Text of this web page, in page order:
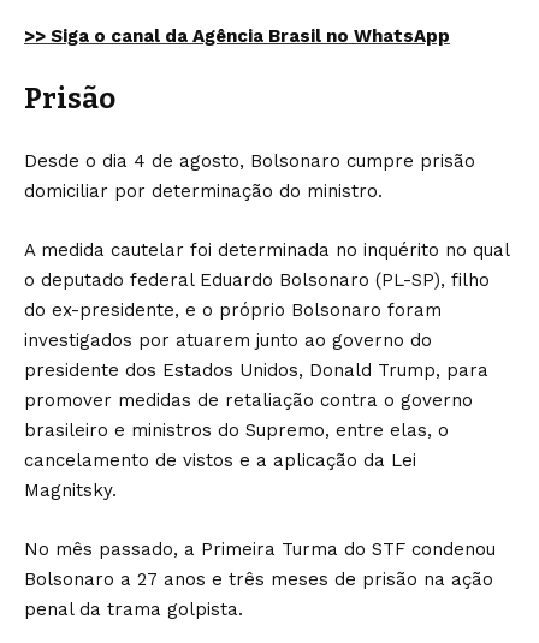
>> Siga o canal da Agência Brasil no WhatsApp
Prisão
Desde o dia 4 de agosto, Bolsonaro cumpre prisão
domiciliar por determinação do ministro.
A medida cautelar foi determinada no inquérito no qual
o deputado federal Eduardo Bolsonaro (PL-SP), filho
do ex-presidente, e o próprio Bolsonaro foram
investigados por atuarem junto ao governo do
presidente dos Estados Unidos, Donald Trump, para
promover medidas de retaliação contra o governo
brasileiro e ministros do Supremo, entre elas, o
cancelamento de vistos e a aplicação da Lei
Magnitsky.
No mês passado, a Primeira Turma do STF condenou
Bolsonaro a 27 anos e três meses de prisão na ação
penal da trama golpista.